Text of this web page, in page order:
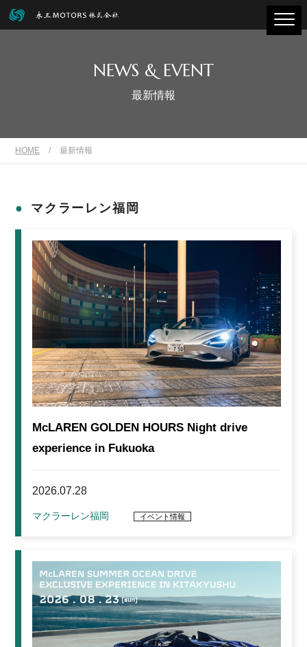
NEWS & EVENT
最新情報
HOME / 最新情報
マクラーレン福岡
McLAREN GOLDEN HOURS Night drive
experience in Fukuoka
2026.07.28
マクラーレン福岡 イベント情報